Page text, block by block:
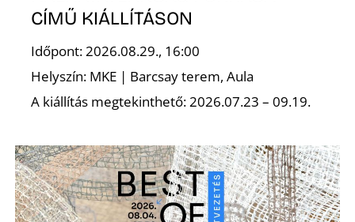
CÍMŰ KIÁLLÍTÁSON
Időpont: 2026.08.29., 16:00
Helyszín: MKE | Barcsay terem, Aula
A kiállítás megtekinthető: 2026.07.23 – 09.19.